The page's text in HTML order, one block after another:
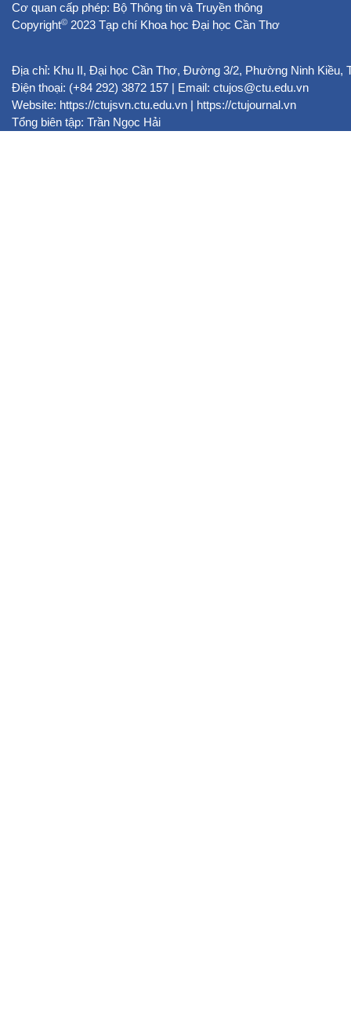
Cơ quan cấp phép: Bộ Thông tin và Truyền thông
Copyright© 2023 Tạp chí Khoa học Đại học Cần Thơ
Địa chỉ: Khu II, Đại học Cần Thơ, Đường 3/2, Phường Ninh Kiều,
Điện thoại: (+84 292) 3872 157 | Email: ctujos@ctu.edu.vn
Website: https://ctujsvn.ctu.edu.vn | https://ctujournal.vn
Tổng biên tập: Trần Ngọc Hải